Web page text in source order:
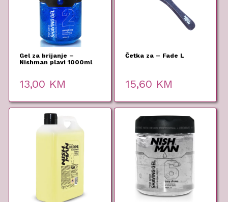
Gel za brijanje –
Nishman plavi 1000ml
13,00 KM
Četka za – Fade L
15,60 KM